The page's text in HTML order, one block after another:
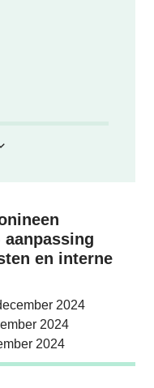
aanpassing
en interne
2024
2024
2024